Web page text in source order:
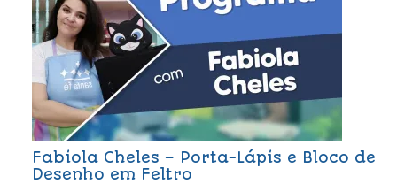
Fabiola Cheles – Porta-Lápis e Bloco de
Desenho em Feltro